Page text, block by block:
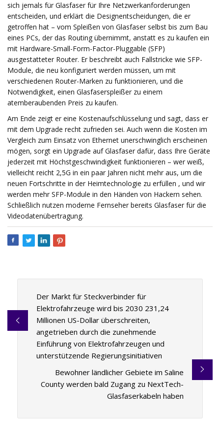
sich jemals für Glasfaser für Ihre Netzwerkanforderungen
entscheiden, und erklärt die Designentscheidungen, die er
getroffen hat – vom Spleißen von Glasfaser selbst bis zum Bau
eines PCs, der das Routing übernimmt, anstatt es zu kaufen ein
mit Hardware-Small-Form-Factor-Pluggable (SFP)
ausgestatteter Router. Er beschreibt auch Fallstricke wie SFP-
Module, die neu konfiguriert werden müssen, um mit
verschiedenen Router-Marken zu funktionieren, und die
Notwendigkeit, einen Glasfaserspleißer zu einem
atemberaubenden Preis zu kaufen.
Am Ende zeigt er eine Kostenaufschlüsselung und sagt, dass er
mit dem Upgrade recht zufrieden sei. Auch wenn die Kosten im
Vergleich zum Einsatz von Ethernet unerschwinglich erscheinen
mögen, sorgt ein Upgrade auf Glasfaser dafür, dass Ihre Geräte
jederzeit mit Höchstgeschwindigkeit funktionieren – wer weiß,
vielleicht reicht 2,5G in ein paar Jahren nicht mehr aus, um die
neuen Fortschritte in der Heimtechnologie zu erfüllen , und wir
werden mehr SFP-Module in den Händen von Hackern sehen.
Schließlich nutzen moderne Fernseher bereits Glasfaser für die
Videodatenübertragung.
Der Markt für Steckverbinder für
Elektrofahrzeuge wird bis 2030 231,24
Millionen US-Dollar überschreiten,
angetrieben durch die zunehmende
Einführung von Elektrofahrzeugen und
unterstützende Regierungsinitiativen
Bewohner ländlicher Gebiete im Saline
County werden bald Zugang zu NextTech-
Glasfaserkabeln haben